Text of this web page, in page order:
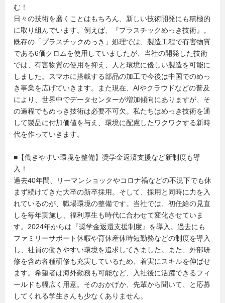
む！
日々の技術を磨くことはもちろん、新しい技術開発にも積極的
に取り組んでいます。例えば、『プラスチックめっき技術』。
既存の「プラスチックめっき」処理では、製造工程で有害物質
である6価クロムを使用していましたが、当社の開発した技術
では、有害物質の使用を抑え、人と環境に優しい製造を可能に
しました。スマホに搭載する部品の加工で今後は中国でのめっ
き事業を広げていきます。また現在、AIやクラウドなどの普及
により、世界中でデータセンターが増加傾向にありますが、そ
の過程でもめっき技術は必要不可欠。私たちはめっき技術を通
して製品に付加価値を与え、環境に配慮したワクワクする新時
代を作っていきます。
■【働きやすい環境を整備】奨学金返済支援など新制度も導
入！
過去40年間、リーマンショックやコロナ禍などの不況下でも休
まず続けてきた大卒の新卒採用。そして、採用と同時に力を入
れているのが、職場環境の整備です。当社では、初任給の見直
しを毎年実施し、福利厚生も時代に合わせて変化させていま
す。2024年からは『奨学金返還支援制度』を導入。過去にも
ファミリーサポート休暇や育休産休時短勤務などの制度を導入
し、社員の働きやすい環境を追求してきました。また、外部研
修を含め各種研修も充実しているため、着実にスキルを伸ばせ
ます。希望者は海外勤務も可能など、入社後に活躍できるフィ
ールドも幅広く用意。そのおかげか、先輩から聞いて、と応募
してくれる学生さんも少なくありません。